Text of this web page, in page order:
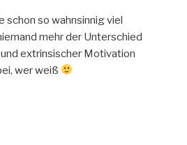
schon so wahnsinnig viel
mehr der Unterschied
extrinsischer Motivation
wer weiß